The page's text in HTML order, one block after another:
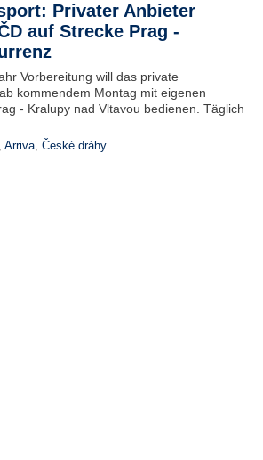
Privater Anbieter
auf Strecke Prag -
Vorbereitung will das private
kommendem Montag mit eigenen
- Kralupy nad Vltavou bedienen. Täglich
Arriva, České dráhy